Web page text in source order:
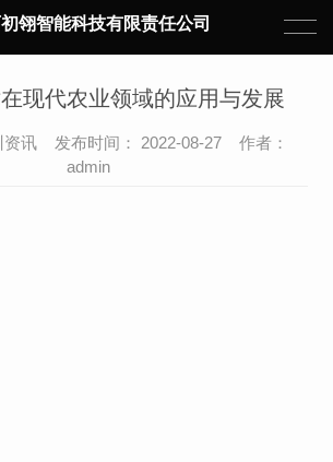
翎智能科技有限责任公司
现代农业领域的应用与发展
资讯 发布时间： 2022-08-27 作者：
admin